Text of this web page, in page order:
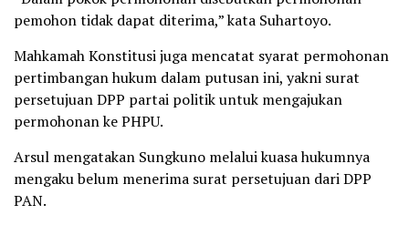
pemohon tidak dapat diterima,” kata Suhartoyo.
Mahkamah Konstitusi juga mencatat syarat permohonan
pertimbangan hukum dalam putusan ini, yakni surat
persetujuan DPP partai politik untuk mengajukan
permohonan ke PHPU.
Arsul mengatakan Sungkuno melalui kuasa hukumnya
mengaku belum menerima surat persetujuan dari DPP
PAN.